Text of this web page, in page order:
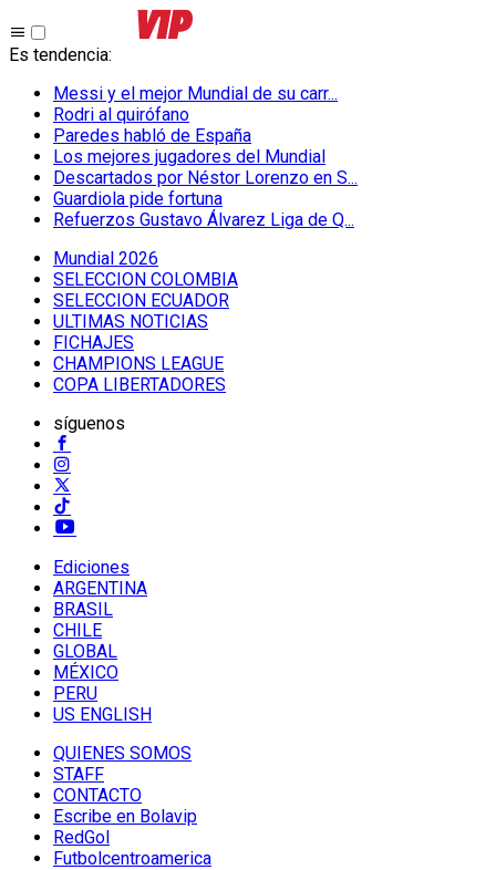
Es tendencia:
Messi y el mejor Mundial de su carr...
Rodri al quirófano
Paredes habló de España
Los mejores jugadores del Mundial
Descartados por Néstor Lorenzo en S...
Guardiola pide fortuna
Refuerzos Gustavo Álvarez Liga de Q...
Mundial 2026
SELECCION COLOMBIA
SELECCION ECUADOR
ULTIMAS NOTICIAS
FICHAJES
CHAMPIONS LEAGUE
COPA LIBERTADORES
síguenos
Ediciones
ARGENTINA
BRASIL
CHILE
GLOBAL
MÉXICO
PERU
US ENGLISH
QUIENES SOMOS
STAFF
CONTACTO
Escribe en Bolavip
RedGol
Futbolcentroamerica